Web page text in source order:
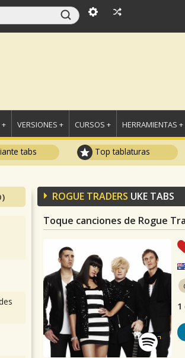
+ VERSIONES + CURSOS + HERRAMIENTAS +
tabs Top tablaturas
ROGUE TRADERS UKE TABS
Toque canciones de Rogue
1